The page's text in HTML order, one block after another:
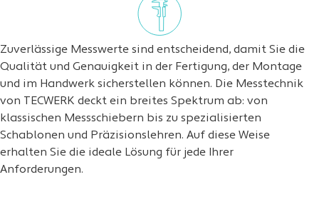
Zuverlässige Messwerte sind entscheidend, damit Sie die
Qualität und Genauigkeit in der Fertigung, der Montage
und im Handwerk sicherstellen können. Die Messtechnik
von TECWERK deckt ein breites Spektrum ab: von
klassischen Messschiebern bis zu spezialisierten
Schablonen und Präzisionslehren. Auf diese Weise
erhalten Sie die ideale Lösung für jede Ihrer
Anforderungen.